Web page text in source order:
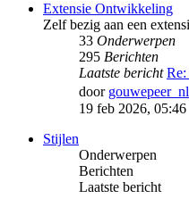
Extensie Ontwikkeling
Zelf bezig aan een
33 Onderwerpen
295 Berichten
Laatste bericht
door gouwepeer_nl
19 feb 2026, 05:46
Stijlen
Onderwerpen
Berichten
Laatste bericht